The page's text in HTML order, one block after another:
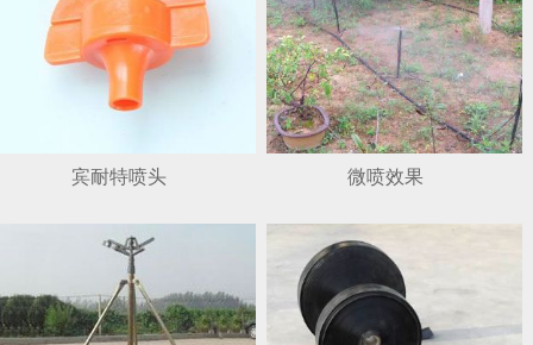
宾耐特喷头 微喷效果